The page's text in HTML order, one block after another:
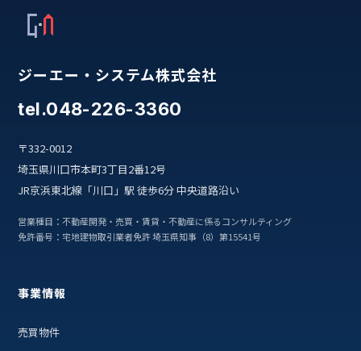
ジーエー・システム株式会社
tel.048-226-3360
〒332-0012
埼玉県川口市本町3丁目2番12号
JR京浜東北線「川口」駅 徒歩6分 中央道路沿い
営業種目：不動産開発・売買・賃貸・不動産に係るコンサルティング
免許番号：宅地建物取引業者免許 埼玉県知事（8）第15541号
事業情報
売買物件